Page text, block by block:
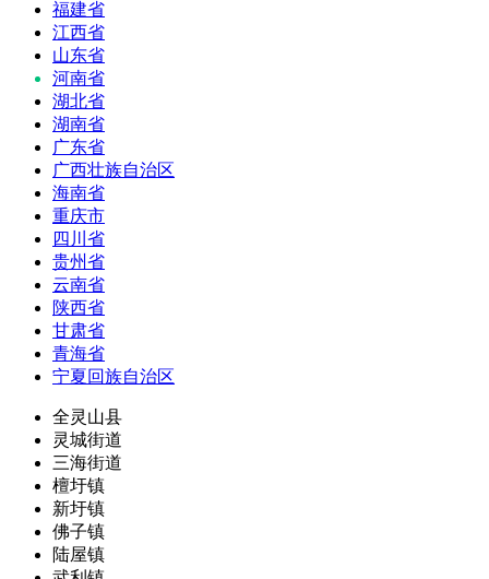
福建省
江西省
山东省
河南省
湖北省
湖南省
广东省
广西壮族自治区
海南省
重庆市
四川省
贵州省
云南省
陕西省
甘肃省
青海省
宁夏回族自治区
全灵山县
灵城街道
三海街道
檀圩镇
新圩镇
佛子镇
陆屋镇